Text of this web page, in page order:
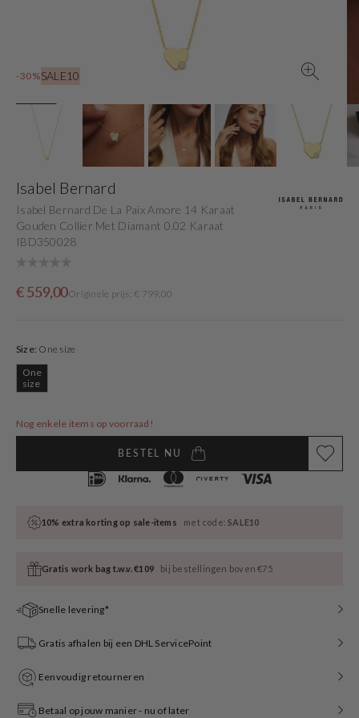
-30%SALE10
view
Isabel Bernard
Isabel Bernard De La Paix Amore 14 Karaat
Gouden Collier Met Diamant 0.02 Karaat
IBD350028
Sale
€ 559,00
OrigineleOriginele prijs: € 799,00
Size: One size
One
sizeVariant
sold
unavailable
Nog enkele items op voorraad!
BESTEL NU
10% extra korting op sale-items met code:SALE10
Gratis work bag t.w.v. €109 bij bestellingen boven €75
Snelle levering*
Gratis afhalen bij een DHL ServicePoint
Eenvoudig retourneren
Betaal op jouw manier - nu of later